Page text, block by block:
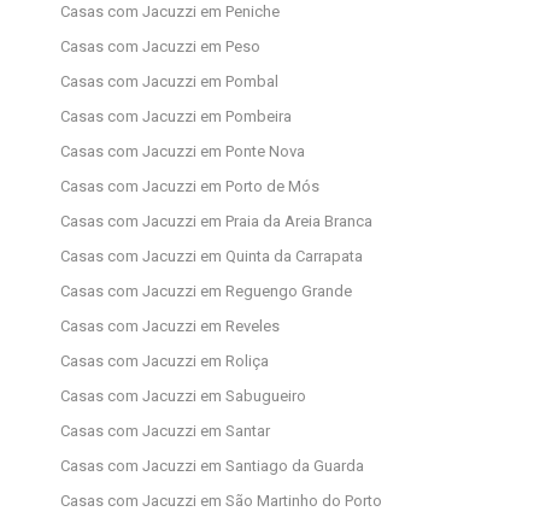
Casas com Jacuzzi em Peniche
Casas com Jacuzzi em Peso
Casas com Jacuzzi em Pombal
Casas com Jacuzzi em Pombeira
Casas com Jacuzzi em Ponte Nova
Casas com Jacuzzi em Porto de Mós
Casas com Jacuzzi em Praia da Areia Branca
Casas com Jacuzzi em Quinta da Carrapata
Casas com Jacuzzi em Reguengo Grande
Casas com Jacuzzi em Reveles
Casas com Jacuzzi em Roliça
Casas com Jacuzzi em Sabugueiro
Casas com Jacuzzi em Santar
Casas com Jacuzzi em Santiago da Guarda
Casas com Jacuzzi em São Martinho do Porto